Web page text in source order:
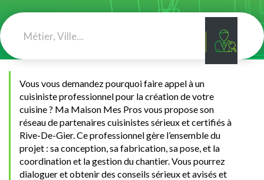
Vous vous demandez pourquoi faire appel à un
cuisiniste professionnel pour la création de votre
cuisine ? Ma Maison Mes Pros vous propose son
réseau de partenaires cuisinistes sérieux et certifiés à
Rive-De-Gier. Ce professionnel gère l’ensemble du
projet : sa conception, sa fabrication, sa pose, et la
coordination et la gestion du chantier. Vous pourrez
dialoguer et obtenir des conseils sérieux et avisés et